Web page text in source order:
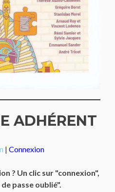
ADHÉRENT
| Connexion
? Un clic sur "connexion",
passe oublié".